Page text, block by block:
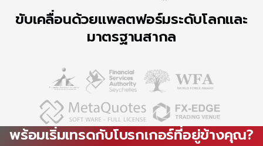
ขับเคลื่อนด้วยแพลตฟอร์มระดับโลกและ
มาตรฐานสากล
พร้อมเริ่มเทรดกับโบรกเกอร์ที่อยู่ข้างคุณ?